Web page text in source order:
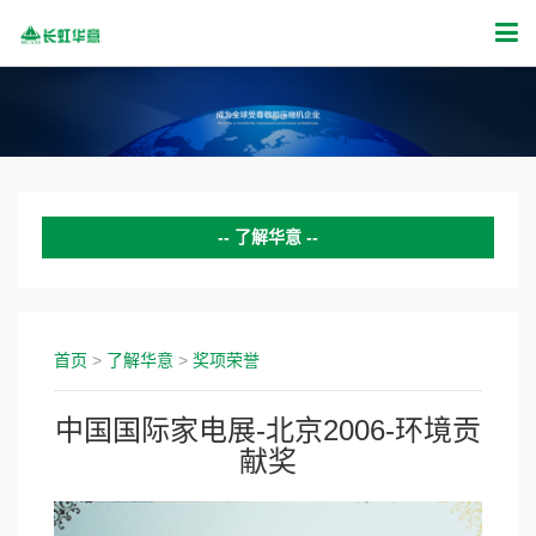
了解华意
企业文化
发展历程
奖项荣誉
首页 > 了解华意 > 奖项荣誉
中国国际家电展-北京2006-环境贡
献奖